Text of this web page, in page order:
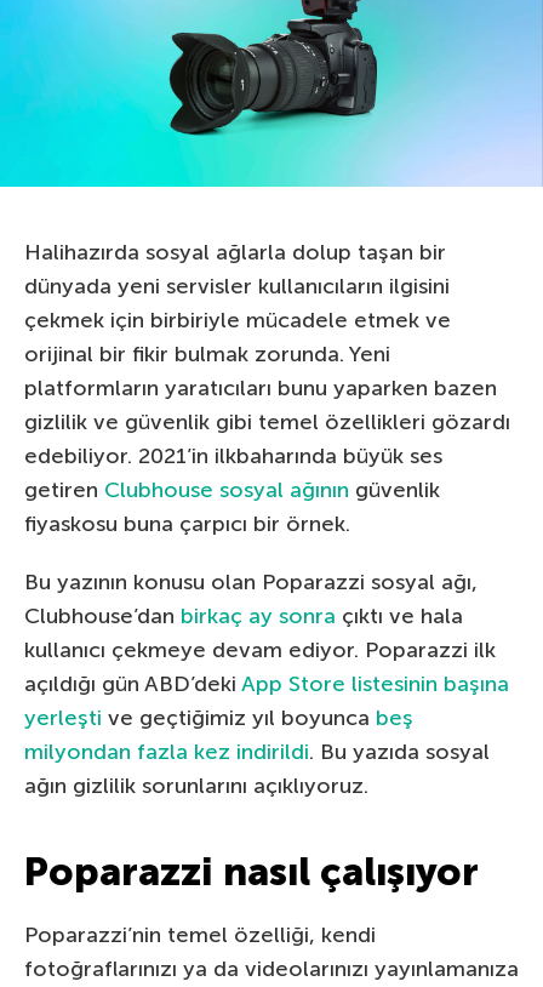
Halihazırda sosyal ağlarla dolup taşan bir
dünyada yeni servisler kullanıcıların ilgisini
çekmek için birbiriyle mücadele etmek ve
orijinal bir fikir bulmak zorunda. Yeni
platformların yaratıcıları bunu yaparken bazen
gizlilik ve güvenlik gibi temel özellikleri gözardı
edebiliyor. 2021’in ilkbaharında büyük ses
getiren Clubhouse sosyal ağının güvenlik
fiyaskosu buna çarpıcı bir örnek.
Bu yazının konusu olan Poparazzi sosyal ağı,
Clubhouse’dan birkaç ay sonra çıktı ve hala
kullanıcı çekmeye devam ediyor. Poparazzi ilk
açıldığı gün ABD’deki App Store listesinin başına
yerleşti ve geçtiğimiz yıl boyunca beş
milyondan fazla kez indirildi. Bu yazıda sosyal
ağın gizlilik sorunlarını açıklıyoruz.
Poparazzi nasıl çalışıyor
Poparazzi’nin temel özelliği, kendi
fotoğraflarınızı ya da videolarınızı yayınlamanıza